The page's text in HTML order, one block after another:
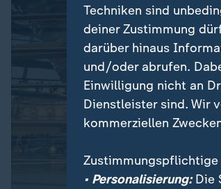
Techniken sind
deiner Zustimmung
darüber hinaus
und/oder abrufen.
Einwilligung nicht an
Dienstleister sind. Wir
kommerziellen
• Personalisierung:Die